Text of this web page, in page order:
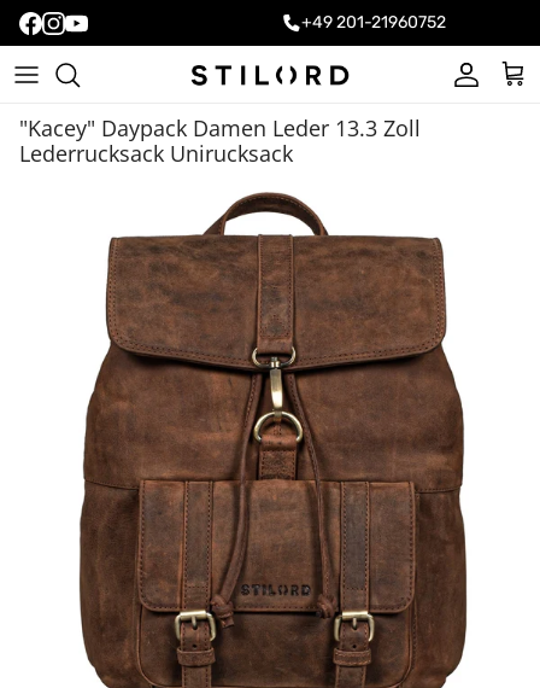
+49 201-21960752
Konto
"Kacey" Daypack Damen Leder 13.3 Zoll
Lederrucksack Unirucksack